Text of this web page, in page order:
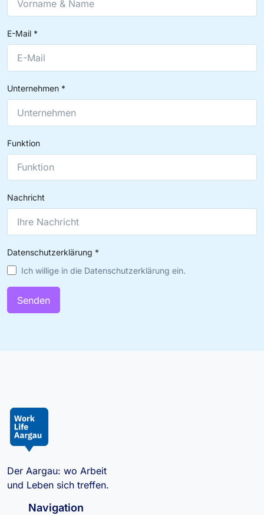
E-Mail *
Unternehmen *
Funktion
Nachricht
Datenschutzerklärung *
Ich willige in die Datenschutzerklärung ein.
Der Aargau: wo Arbeit
und Leben sich treffen.
Navigation